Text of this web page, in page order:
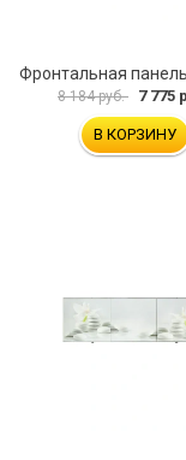
8 184 руб. 7 775
В КОРЗИНУ